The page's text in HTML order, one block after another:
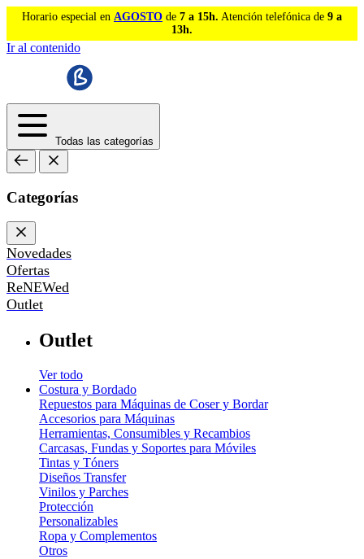
Horario especial en AGOSTO de 7 a 15h. Atención telefónica de 9 a
13h.
Ir al contenido
Todas las categorías
Categorías
Novedades
Ofertas
ReNEWed
Outlet
Outlet
Ver todo
Costura y Bordado
Repuestos para Máquinas de Coser y Bordar
Accesorios para Máquinas
Herramientas, Consumibles y Recambios
Carcasas, Fundas y Soportes para Móviles
Tintas y Tóners
Diseños Transfer
Vinilos y Parches
Protección
Personalizables
Ropa y Complementos
Otros